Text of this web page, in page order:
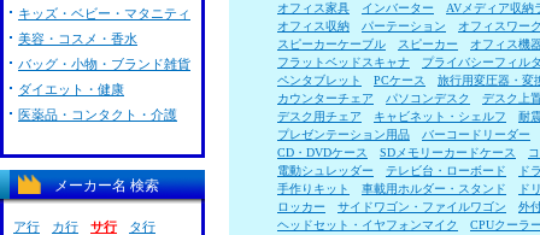
オフィス家具
インバーター
AVメディア収納
オフィス収納
パーテーション
オフィスワー
スピーカーケーブル
スピーカー
オフィス機
フラットベッドスキャナ
プライバシーフィル
ペンタブレット
PCケース
旅行用変圧器・変
カウンターチェア
パソコンデスク
デスク上
デスク用チェア
キャビネット・シェルフ
耐
プレゼンテーション用品
バーコードリーダー
CD・DVDケース
SDメモリーカードケース
電動シュレッダー
テレビ台・ローボード
ド
手作りキット
車載用ホルダー・スタンド
ド
ロッカー
サイドワゴン・ファイルワゴン
外
ヘッドセット・イヤフォンマイク
CPUクーラ
キッズ・ベビー・マタニティ
美容・コスメ・香水
バッグ・小物・ブランド雑貨
ダイエット・健康
医薬品・コンタクト・介護
メーカー名 検索
ア行 カ行 サ行 タ行